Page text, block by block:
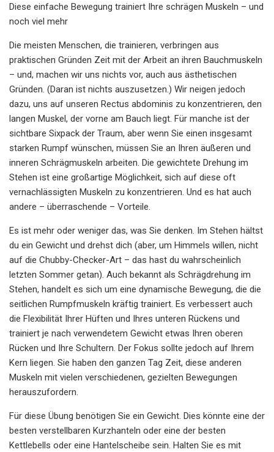
Diese einfache Bewegung trainiert Ihre schrägen Muskeln – und
noch viel mehr
Die meisten Menschen, die trainieren, verbringen aus
praktischen Gründen Zeit mit der Arbeit an ihren Bauchmuskeln
– und, machen wir uns nichts vor, auch aus ästhetischen
Gründen. (Daran ist nichts auszusetzen.) Wir neigen jedoch
dazu, uns auf unseren Rectus abdominis zu konzentrieren, den
langen Muskel, der vorne am Bauch liegt. Für manche ist der
sichtbare Sixpack der Traum, aber wenn Sie einen insgesamt
starken Rumpf wünschen, müssen Sie an Ihren äußeren und
inneren Schrägmuskeln arbeiten. Die gewichtete Drehung im
Stehen ist eine großartige Möglichkeit, sich auf diese oft
vernachlässigten Muskeln zu konzentrieren. Und es hat auch
andere – überraschende – Vorteile.
Es ist mehr oder weniger das, was Sie denken. Im Stehen hältst
du ein Gewicht und drehst dich (aber, um Himmels willen, nicht
auf die Chubby-Checker-Art – das hast du wahrscheinlich
letzten Sommer getan). Auch bekannt als Schrägdrehung im
Stehen, handelt es sich um eine dynamische Bewegung, die die
seitlichen Rumpfmuskeln kräftig trainiert. Es verbessert auch
die Flexibilität Ihrer Hüften und Ihres unteren Rückens und
trainiert je nach verwendetem Gewicht etwas Ihren oberen
Rücken und Ihre Schultern. Der Fokus sollte jedoch auf Ihrem
Kern liegen. Sie haben den ganzen Tag Zeit, diese anderen
Muskeln mit vielen verschiedenen, gezielten Bewegungen
herauszufordern.
Für diese Übung benötigen Sie ein Gewicht. Dies könnte eine der
besten verstellbaren Kurzhanteln oder eine der besten
Kettlebells oder eine Hantelscheibe sein. Halten Sie es mit